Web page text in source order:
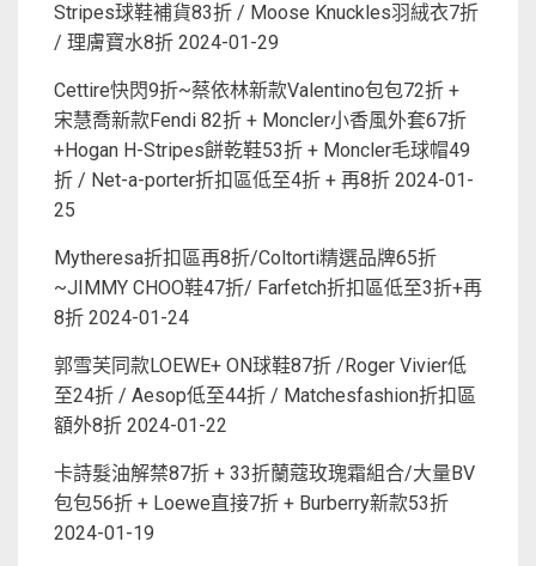
Stripes球鞋補貨83折 / Moose Knuckles羽絨衣7折
/ 理膚寶水8折 2024-01-29
Cettire快閃9折~蔡依林新款Valentino包包72折 +
宋慧喬新款Fendi 82折 + Moncler小香風外套67折
+Hogan H-Stripes餅乾鞋53折 + Moncler毛球帽49
折 / Net-a-porter折扣區低至4折 + 再8折 2024-01-
25
Mytheresa折扣區再8折/Coltorti精選品牌65折
~JIMMY CHOO鞋47折/ Farfetch折扣區低至3折+再
8折 2024-01-24
郭雪芙同款LOEWE+ ON球鞋87折 /Roger Vivier低
至24折 / Aesop低至44折 / Matchesfashion折扣區
額外8折 2024-01-22
卡詩髮油解禁87折 + 33折蘭蔻玫瑰霜組合/大量BV
包包56折 + Loewe直接7折 + Burberry新款53折
2024-01-19